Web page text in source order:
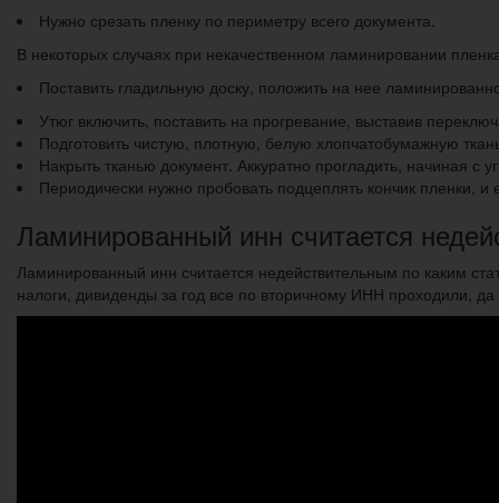
Нужно срезать пленку по периметру всего документа.
В некоторых случаях при некачественном ламинировании
Поставить гладильную доску, положить на нее
Утюг включить, поставить на прогревание, выставив
Подготовить чистую, плотную, белую хлопчатобумажную
Накрыть тканью документ. Аккуратно прогладить, начиная с
Периодически нужно пробовать подцеплять кончик пленки,
Ламинированный инн считается
Ламинированный инн считается недействительным по каким
налоги, дивиденды за год все по вторичному ИНН проходили,